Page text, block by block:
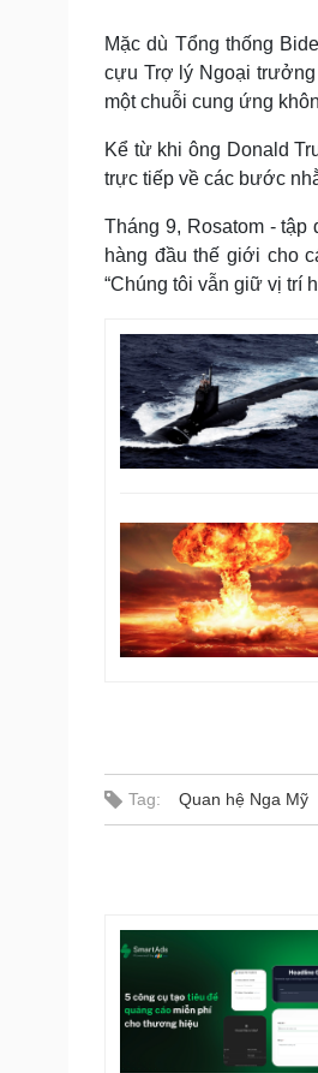
Mặc dù Tổng thống
cựu Trợ lý Ngoại trưởng
một chuỗi cung ứng
Kể từ khi ông Donald
trực tiếp về các bước
Tháng 9, Rosatom -
hàng đầu thế giới cho
“Chúng tôi vẫn giữ vị trí
Tag: Quan hệ Nga Mỹ